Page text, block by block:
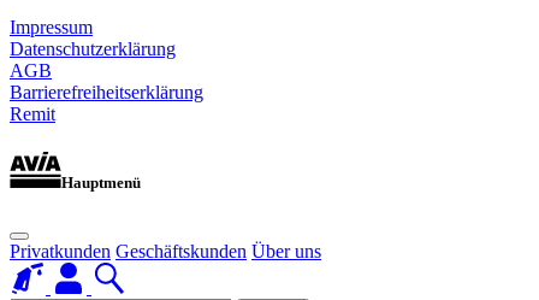
Impressum
Datenschutzerklärung
AGB
Barrierefreiheitserklärung
Remit
Hauptmenü
Privatkunden Geschäftskunden Über uns